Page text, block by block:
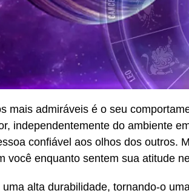
mais admiráveis é o seu
independentemente do ambiente
confiável aos olhos dos outros.
você enquanto sentem sua atitude
alta durabilidade, tornando-o